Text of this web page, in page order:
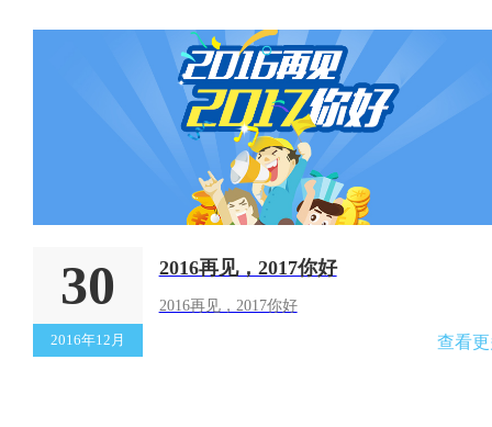
30
2016年12月
2016再见，2017你好
2016再见，2017你好
查看